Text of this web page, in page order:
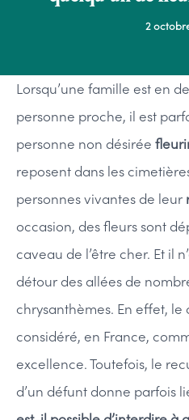
2
Lorsqu’une famille est en
personne proche, il est
personne non désirée
reposent dans les
personnes vivantes de leur
occasion, des fleurs sont
caveau de l’être cher. Et il
détour des allées de
chrysanthèmes. En effet, le
considéré, en France,
excellence. Toutefois, le
d’un défunt donne parfois